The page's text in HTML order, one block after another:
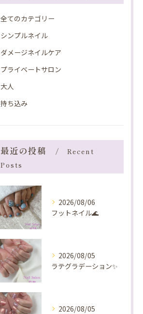
全てのカテゴリー
シンプルネイル
ダメージネイルケア
プライベートサロン
大人
持ち込み
最近の投稿
Recent
Posts
2026/08/06
フットネイル🌊
2026/08/05
ラテグラデーション✨️
2026/08/05